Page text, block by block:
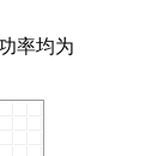
率均为